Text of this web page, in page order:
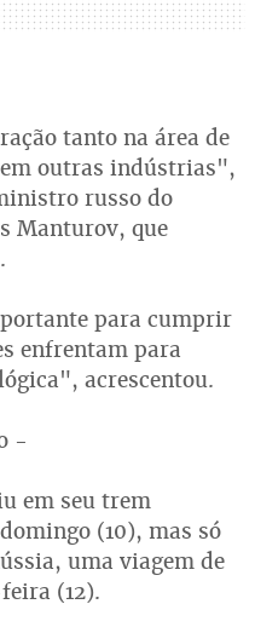
tanto na área de
outras indústrias",
russo do
Manturov, que
para cumprir
enfrentam para
acrescentou.
-
em seu trem
(10), mas só
uma viagem de
(12).